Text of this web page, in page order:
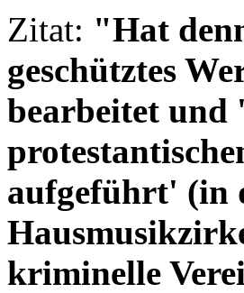
Zitat: "Hat
geschütztes
bearbeitet und
aufgeführt' (in
kriminelle